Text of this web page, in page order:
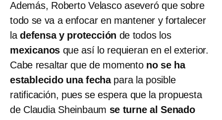
Además, Roberto Velasco aseveró que sobre
todo se va a enfocar en mantener y fortalecer
la defensa y protección de todos los
mexicanos que así lo requieran en el exterior.
Cabe resaltar que de momento no se ha
establecido una fechapara la posible
ratificación, pues se espera que la propuesta
de Claudia Sheinbaum se turne al Senado